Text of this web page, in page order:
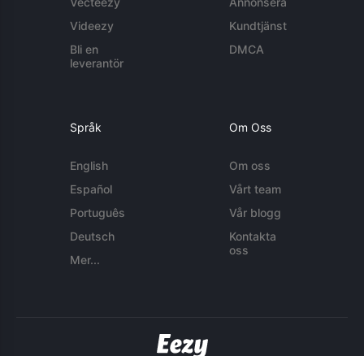
Videezy
Bli en
leverantör
Kundtjänst
DMCA
Språk
English
Español
Português
Deutsch
Mer...
Om Oss
Om oss
Vårt team
Vår blogg
Kontakta
oss